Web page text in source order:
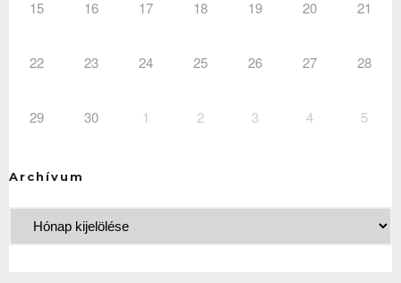
15 16 17 18 19 20 21
22 23 24 25 26 27 28
29 30 1 2 3 4 5
Archívum